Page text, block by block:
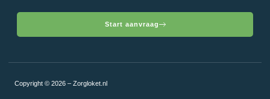
Start aanvraag
Copyright © 2026 – Zorgloket.nl